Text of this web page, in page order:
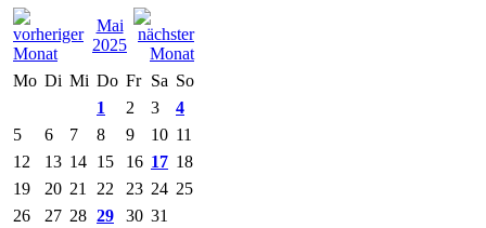
Mai
2025
Mo Di Mi Do Fr Sa So
1
2 3
4
5
6 7 8 9 10 11
12
13 14 15 16 17 18
19
20 21 22 23 24 25
26
27 28 29 30 31